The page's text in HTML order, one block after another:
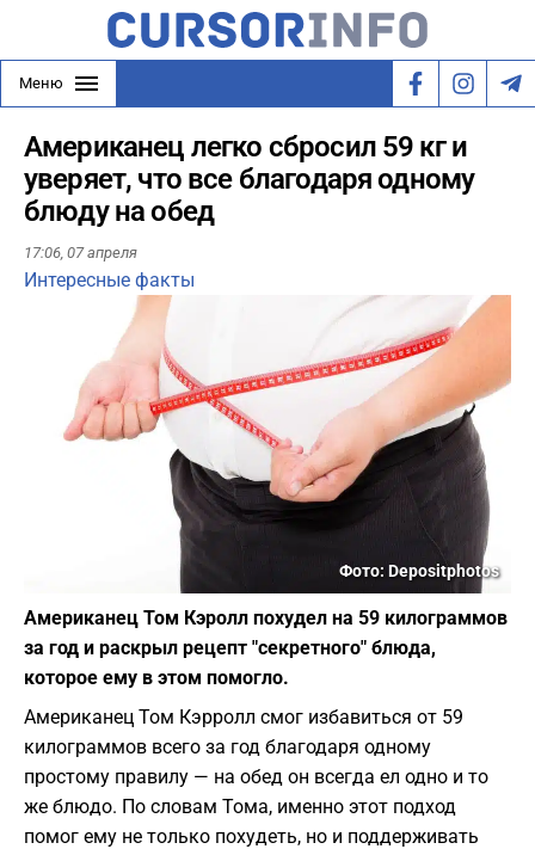
Меню
Американец легко сбросил 59 кг и
уверяет, что все благодаря одному
блюду на обед
17:06, 07 апреля
Интересные факты
Фото: Depositphotos
Американец Том Кэролл похудел на 59 килограммов
за год и раскрыл рецепт "секретного" блюда,
которое ему в этом помогло.
Американец Том Кэрролл смог избавиться от 59
килограммов всего за год благодаря одному
простому правилу — на обед он всегда ел одно и то
же блюдо. По словам Тома, именно этот подход
помог ему не только похудеть, но и поддерживать